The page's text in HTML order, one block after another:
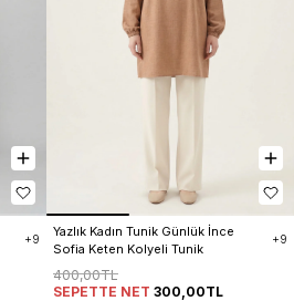
+9
Yazlık Kadın Tunik Günlük İnce
Sofia Keten Kolyeli Tunik
+9
400,00TL
SEPETTE NET 300,00TL